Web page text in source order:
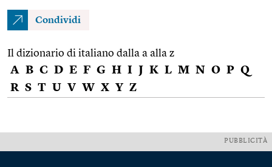
Condividi
Il dizionario di italiano dalla a alla z
A B C D E F G H I J K L M N O P Q
R S T U V W X Y Z
PUBBLICITÀ